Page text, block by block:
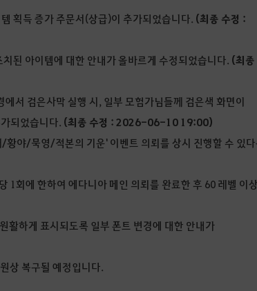
획득 증가 주문서(상급)이 추가되었습니다. (최종 수정 :
된 아이템에 대한 안내가 올바르게 수정되었습니다. (최종
서 검은사막 실행 시, 일부 모험가님들께 검은색 화면이
되었습니다. (최종 수정 : 2026-06-10 19:00)
야/묵영/적본의 기운' 이벤트 의뢰를 상시 진행할 수 있
1회에 한하여 에다니아 메인 의뢰를 완료한 후 60 레벨 이
활하게 표시되도록 일부 폰트 변경에 대한 안내가
상 복구될 예정입니다.